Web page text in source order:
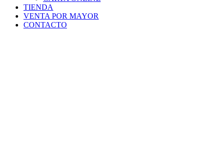
TIENDA
VENTA POR MAYOR
CONTACTO